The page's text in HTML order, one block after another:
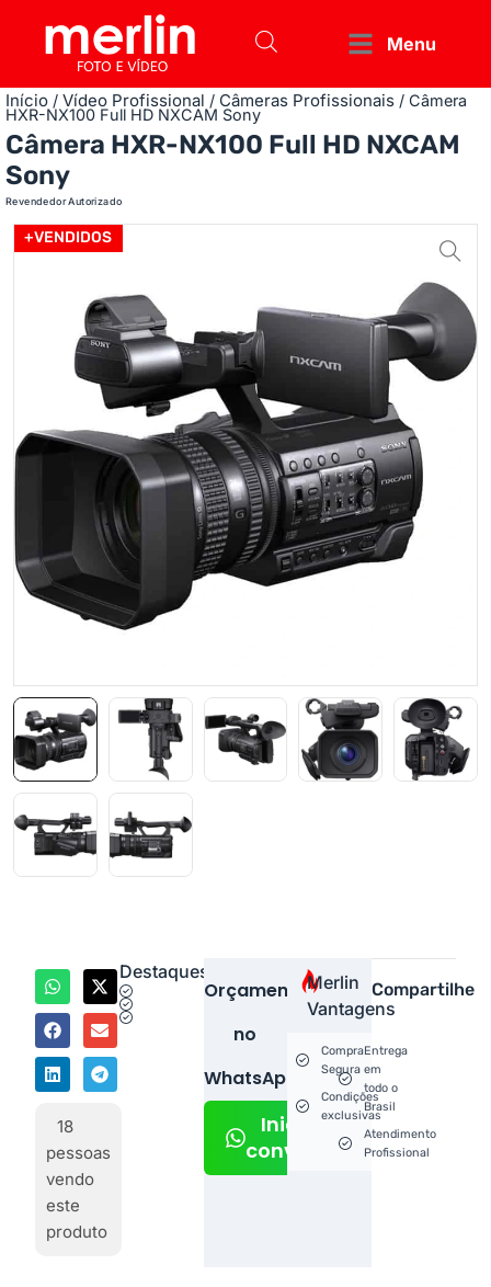
Menu
Início / Vídeo Profissional / Câmeras Profissionais / Câmera
HXR-NX100 Full HD NXCAM Sony
Câmera HXR-NX100 Full HD NXCAM
Sony
Revendedor Autorizado
+VENDIDOS
Destaques
Orçamento
no
WhatsApp!
Iniciar
conversa
Compartilhe
18
pessoas
vendo
este
produto
Merlin
Vantagens
Compra
Segura
Condições
exclusivas
Entrega
em
todo o
Brasil
Atendimento
Profissional